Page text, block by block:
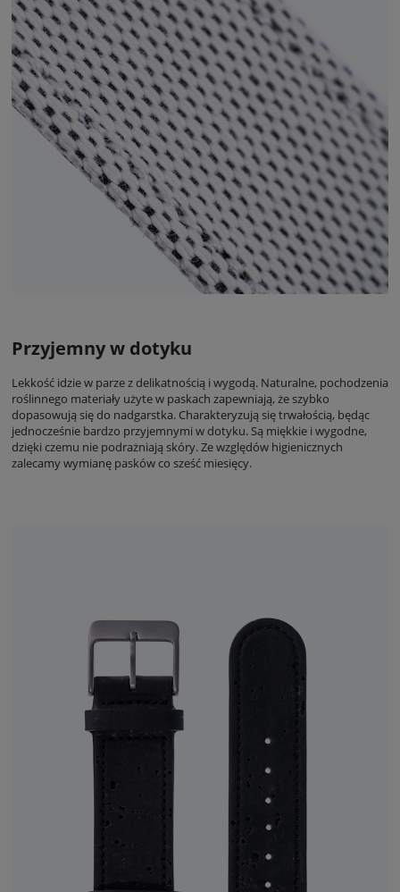
Przyjemny w dotyku
Lekkość idzie w parze z delikatnością i wygodą. Naturalne, pochodzenia
roślinnego materiały użyte w paskach zapewniają, że szybko
dopasowują się do nadgarstka. Charakteryzują się trwałością, będąc
jednocześnie bardzo przyjemnymi w dotyku. Są miękkie i wygodne,
dzięki czemu nie podrażniają skóry. Ze względów higienicznych
zalecamy wymianę pasków co sześć miesięcy.